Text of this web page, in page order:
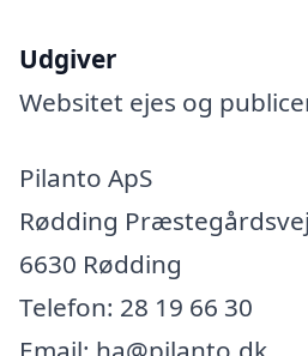
Udgiver
Websitet ejes og
Pilanto ApS
Rødding
6630 Rødding
Telefon: 28 19 66 30